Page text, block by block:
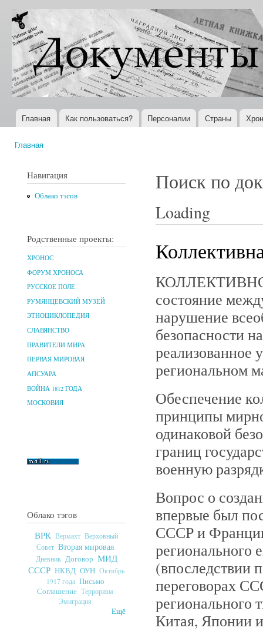
Документы
XX века
Всемирная
история в
Интернете
Главное меню
Главная Как пользоваться? Персоналии Страны
Главная
Навигация
Облако тэгов
Родственные проекты:
ХРОНОС
ФОРУМ ХРОНОСА
РУССКОЕ ПОЛЕ
РУМЯНЦЕВСКИЙ МУЗЕЙ
ЭТНОЦИКЛОПЕДИЯ
СЛАВЯНСТВО
ПРАВИТЕЛИ МИРА
ПЕРВАЯ МИРОВАЯ
АПСУАРА
ВОЙНА 1812 ГОДА
МОСКОВИЯ
Облако тэгов
ВРК Вермахт Верховный
Совет Вторая мировая
Дневник Договор МИД
СССР НКВД ОУН Октябрь
1917 года Письмо
Соглашение Терроризм
Эмиграция
Ещё
Поиск по
Loading
состояние
нарушение
безопасности
реализованное
региональном
Обеспечение
принципы
одинаковой
границ
военную
Вопрос о
впервые был
СССР и
регионального
(впоследствии
переговорах
регионального
Китая, Японии